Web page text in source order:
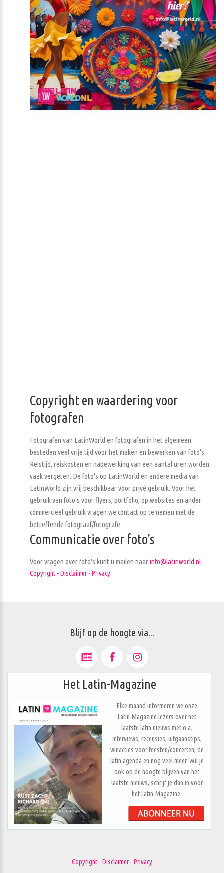
Copyright en waardering voor
fotografen
Fotografen van LatinWorld en fotografen in het algemeen
besteden veel vrije tijd voor het maken en bewerken van foto's.
Reistijd, reiskosten en nabewerking van een aantal uren worden
vaak vergeten. De foto's op LatinWorld en andere media van
LatinWorld zijn vrij beschikbaar voor privé gebruik. Voor het
gebruik van foto's voor flyers, portfolio, op websites en ander
commercieel gebruik vragen we contact op te nemen met de
betreffende fotograaf/fotografe.
Communicatie over foto's
Voor vragen over foto's kunt u mailen naarinfo@latinworld.nl
Copyright - Disclaimer - Privacy
Blijf op de hoogte via...
Het Latin-Magazine
Elke maand informeren we onze
Latin-Magazine lezers over het
laatste latin nieuws met o.a.
interviews, recensies, uitgaanstips,
winacties voor feesten/concerten, de
latin agenda en nog veel meer. Wil je
ook op de hoogte blijven van het
laatste nieuws, schrijf je dan in voor
het Latin-Magazine.
Copyright - Disclaimer - Privacy